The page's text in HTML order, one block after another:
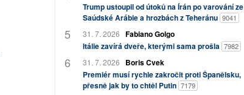
Trump ustoupil od útoků na Írán po varování ze
Saúdské Arábie a hrozbách z Teheránu 9041
31. 7. 2026 Fabiano Golgo
Itálie zavírá dveře, kterými sama prošla 7982
31. 7. 2026
Boris Cvek
Premiér musí rychle zakročit proti Španělsku,
přesně jak by to chtěl Putin 7179